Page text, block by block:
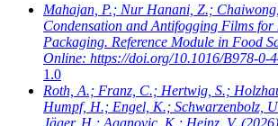
Mahajan, P.; Nur Hanani, Z.;
Condensation and Antifogging Films for
Packaging. Reference Module in Food
Online: https://doi.org/10.1016/B978-0-
1.0
Roth, A.; Franz, C.; Hertwig, S.;
Humpf, H.; Engel, K.; Schwarzenbolz,
Jäger, H.; Aganovic, K.; Heinz, V.